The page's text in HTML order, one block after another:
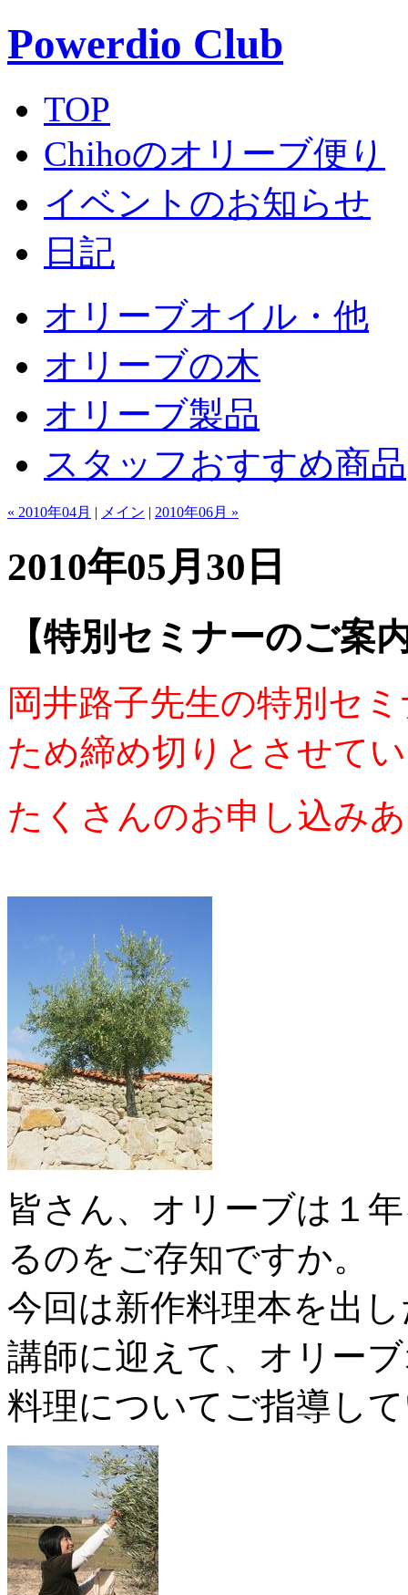
Powerdio Club
TOP
Chihoのオリーブ便り
イベントのお知らせ
日記
オリーブオイル・他
オリーブの木
オリーブ製品
スタッフおすすめ商品
« 2010年04月 | メイン | 2010年06月 »
2010年05月30日
【特別セミナーのご案
岡井路子先生の特別セ
ため締め切りとさせて
たくさんのお申し込み
皆さん、オリーブは１
るのをご存知ですか。
今回は新作料理本を出
講師に迎えて、オリー
料理についてご指導し